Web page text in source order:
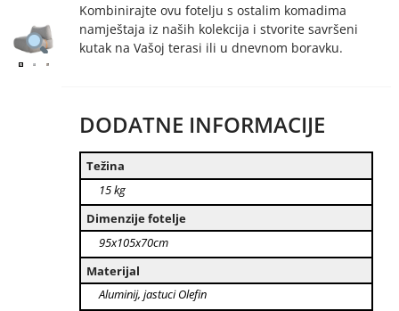
Kombinirajte ovu fotelju s ostalim komadima
namještaja iz naših kolekcija i stvorite savršeni
kutak na Vašoj terasi ili u dnevnom boravku.
DODATNE INFORMACIJE
Težina
15 kg
Dimenzije fotelje
95x105x70cm
Materijal
Aluminij, jastuci Olefin